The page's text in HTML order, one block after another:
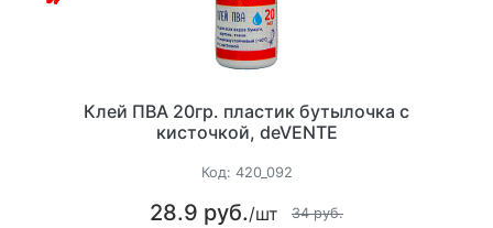
Клей ПВА 20гр. пластик бутылочка с
кисточкой, deVENTE
Код: 420_092
28.9 руб./шт 34 руб.